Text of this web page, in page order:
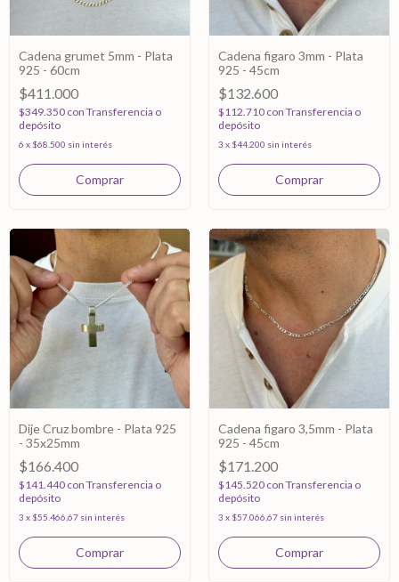
Cadena grumet 5mm - Plata
925 - 60cm
$411.000
$349.350 con Transferencia o
depósito
6 x $68.500 sin interés
Cadena figaro 3mm - Plata
925 - 45cm
$132.600
$112.710 con Transferencia o
depósito
3 x $44.200 sin interés
Dije Cruz bombre - Plata 925
- 35x25mm
$166.400
$141.440 con Transferencia o
depósito
3 x $55.466,67 sin interés
Cadena figaro 3,5mm - Plata
925 - 45cm
$171.200
$145.520 con Transferencia o
depósito
3 x $57.066,67 sin interés